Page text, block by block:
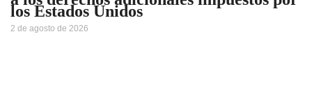
los Estados Unidos
2 de agosto de 2026